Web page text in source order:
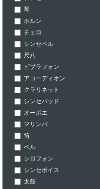
琴
ホルン
チェロ
シンセベル
尺八
ビブラフォン
アコーディオン
クラリネット
シンセパッド
オーボエ
マリンバ
笛
ベル
シロフォン
シンセボイス
太鼓